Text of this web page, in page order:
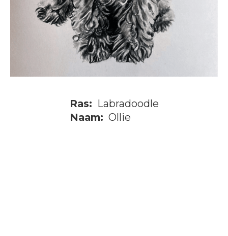
Ras: Labradoodle
Naam: Ollie